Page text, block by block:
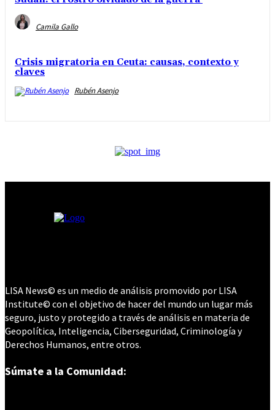
Camila Gallo
Crisis migratoria en Ceuta: causas, contexto y
claves
Rubén Asenjo
LISA News© es un medio de análisis promovido por LISA
Institute© con el objetivo de hacer del mundo un lugar más
seguro, justo y protegido a través de análisis en materia de
Geopolítica, Inteligencia, Ciberseguridad, Criminología y
Derechos Humanos, entre otros.
Súmate a la Comunidad: